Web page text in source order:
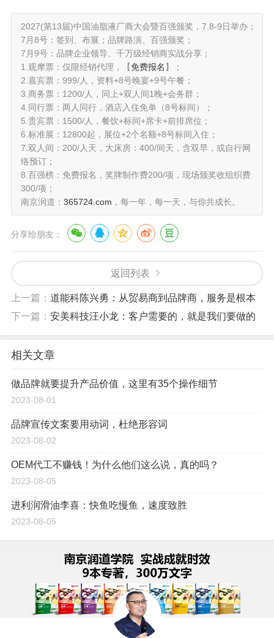
2027(第13届)中国油脂液厂商大会暨百强颁奖，7.8-9日举办；
7月8号：签到、布展；品牌路演、百强颁奖；
7月9号：品牌企业领导、千万级经销商实战分享；
1.观摩票：仅限经销代理，【免费报名 】；
2.嘉宾票：999/人，资料+8号晚宴+9号午餐；
3.商务票：1200/人，同上+双人间1晚+会务群；
4.同行票：两人同行，酒店入住免单（8号标间）；
5.贵宾票：1500/人，餐饮+标间+席卡+前排席位；
6.标准展：12800起，展位+2个名额+8号标间入住；
7.双人间：200/人天，大床房：400/间天，含双早，或自行网
络预订；
8.百强榜：免费报名，奖牌制作费200/项，现场颁奖收组织费
300/项；
南京润道： 365724.com ，每一年，每一天，与你共成长。
分享给朋友：
返回列表
上一篇： 道能科陈兴勇：从贸易商到品牌商，服务是根本
下一篇： 安美科技汪小龙：客户需要的，就是我们要做的
相关文章
做品牌就要提升产品价值，这里有35个操作细节
2023-08-01
品牌宣传文案要用动词，杜绝形容词
2023-08-02
OEM代工不赚钱！为什么他们这么说，真的吗？
2023-08-05
进利润滑油李喜：快鱼吃慢鱼，速度致胜
2023-08-05